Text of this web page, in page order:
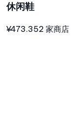
休闲鞋
¥473.352 家商店